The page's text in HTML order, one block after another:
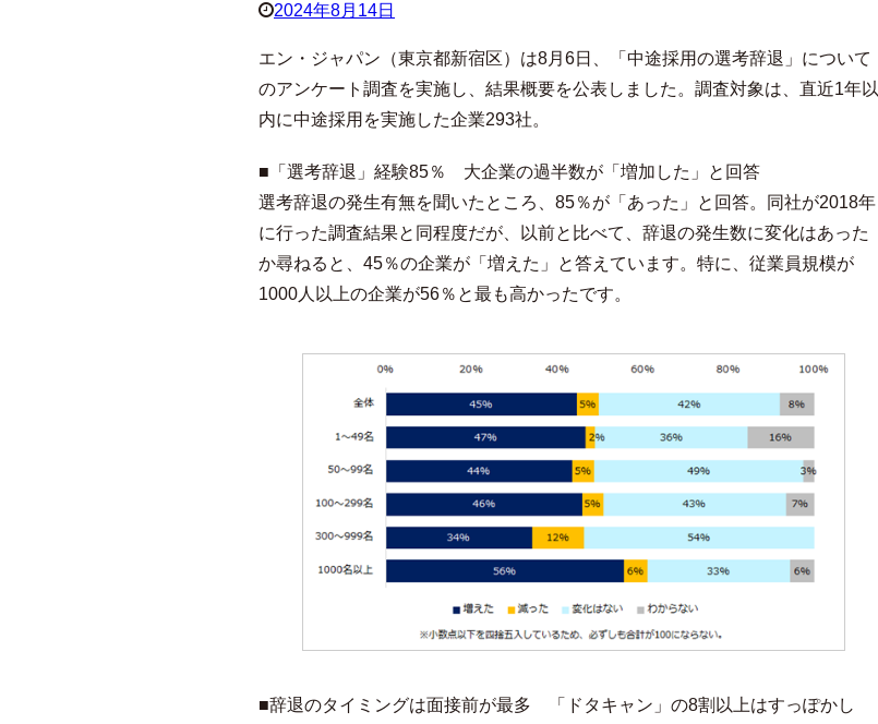
2024年8月14日
エン・ジャパン（東京都新宿区）は8月6日、「中途採用の選考辞退」について
のアンケート調査を実施し、結果概要を公表しました。調査対象は、直近1年以
内に中途採用を実施した企業293社。
■「選考辞退」経験85％ 大企業の過半数が「増加した」と回答
選考辞退の発生有無を聞いたところ、85％が「あった」と回答。同社が2018年
に行った調査結果と同程度だが、以前と比べて、辞退の発生数に変化はあった
か尋ねると、45％の企業が「増えた」と答えています。特に、従業員規模が
1000人以上の企業が56％と最も高かったです。
■辞退のタイミングは面接前が最多 「ドタキャン」の8割以上はすっぽかし